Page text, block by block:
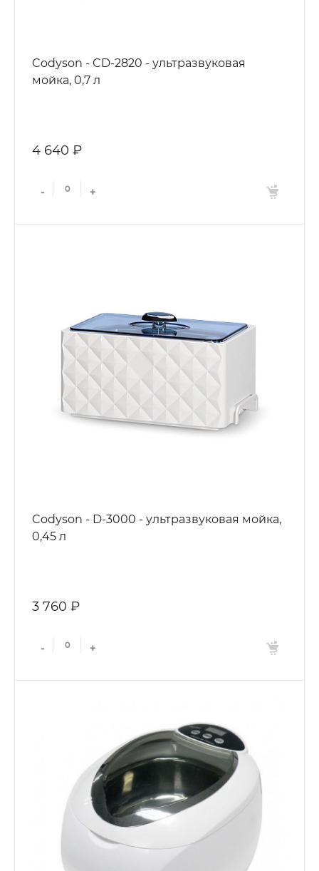
Codyson - CD-2820 - ультразвуковая
мойка, 0,7 л
4 640 ₽
- +
Codyson - D-3000 - ультразвуковая мойка,
0,45 л
3 760 ₽
- +